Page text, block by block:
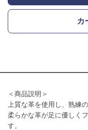
カ
＜商品説明＞
上質な革を使用し、熟練
柔らかな革が足に優しく
す。